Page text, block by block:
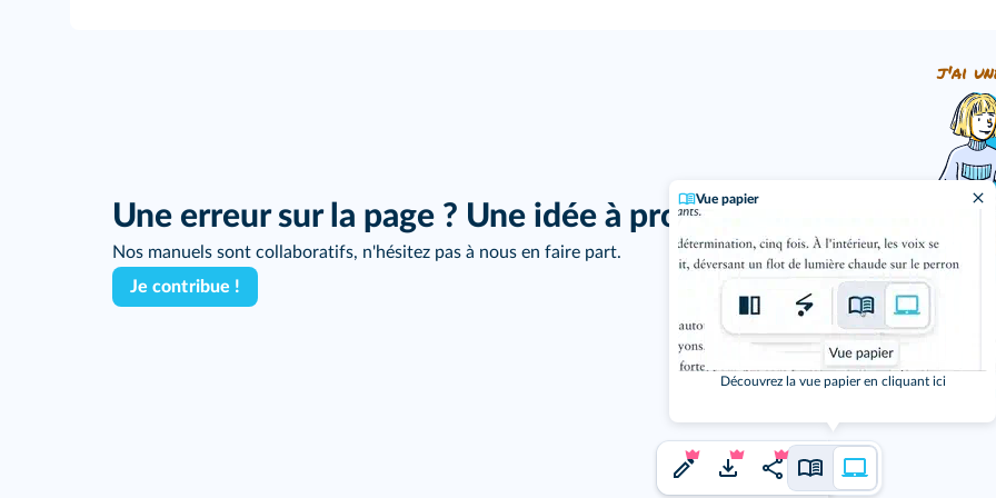
Vue papier
Découvrez la vue papier en cliquant ici
Une erreur sur la page ? Une idée à proposer ?
Nos manuels sont collaboratifs, n'hésitez pas à nous en faire part.
Je contribue !
j'ai